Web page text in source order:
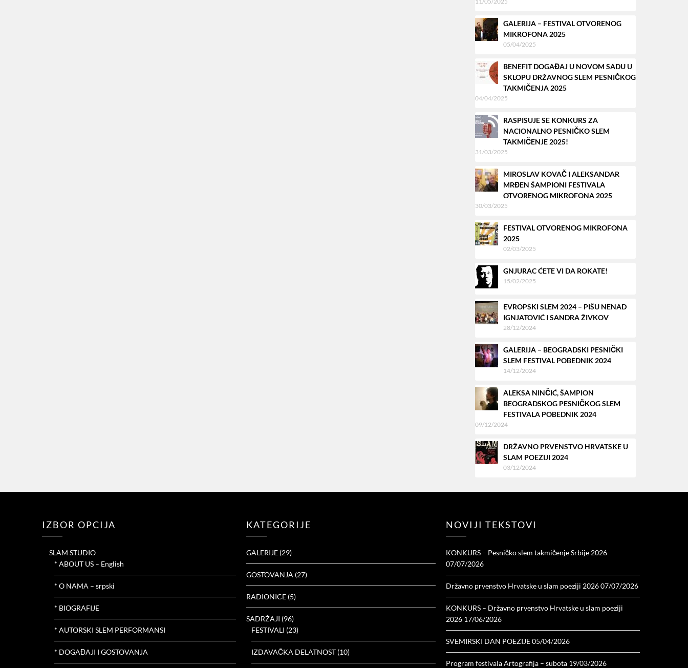
GALERIJA – FESTIVAL OTVORENOG
MIKROFONA 2025
05/04/2025
BENEFIT DOGAĐAJ U NOVOM SADU U
SKLOPU DRŽAVNOG SLEM PESNIČKOG
TAKMIČENJA 2025
04/04/2025
RASPISUJE SE KONKURS ZA
NACIONALNO PESNIČKO SLEM
TAKMIČENJE 2025!
31/03/2025
MIROSLAV KOVAČ I ALEKSANDAR
MRĐEN ŠAMPIONI FESTIVALA
OTVORENOG MIKROFONA 2025
30/03/2025
FESTIVAL OTVORENOG MIKROFONA
2025
02/03/2025
GNJURAC ĆETE VI DA ROKATE!
15/02/2025
EVROPSKI SLEM 2024 – PIŠU NENAD
IGNJATOVIĆ I SANDRA ŽIVKOV
28/12/2024
GALERIJA – BEOGRADSKI PESNIČKI
SLEM FESTIVAL POBEDNIK 2024
14/12/2024
ALEKSA NINČIĆ, ŠAMPION
BEOGRADSKOG PESNIČKOG SLEM
FESTIVALA POBEDNIK 2024
09/12/2024
DRŽAVNO PRVENSTVO HRVATSKE U
SLAM POEZIJI 2024
03/12/2024
IZBOR OPCIJA
SLAM STUDIO
* ABOUT US – English
* O NAMA – srpski
* BIOGRAFIJE
* AUTORSKI SLEM PERFORMANSI
* DOGAĐAJI I GOSTOVANJA
KATEGORIJE
GALERIJE (29)
GOSTOVANJA (27)
RADIONICE (5)
SADRŽAJI (96)
FESTIVALI (23)
IZDAVAČKA DELATNOST (10)
NOVIJI TEKSTOVI
KONKURS – Pesničko slem takmičenje Srbije 2026
07/07/2026
Državno prvenstvo Hrvatske u slam poeziji 202607/07/2026
KONKURS – Državno prvenstvo Hrvatske u slam poeziji
2026 17/06/2026
SVEMIRSKI DAN POEZIJE05/04/2026
Program festivala Artografija – subota 19/03/2026